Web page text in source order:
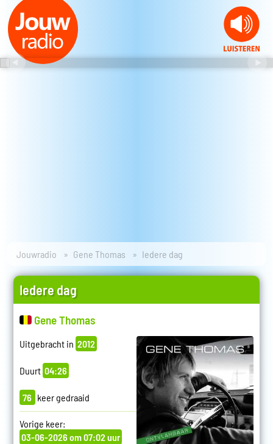
Jouwradio Gene Thomas Iedere dag
Iedere dag
Gene Thomas
Uitgebracht in 2012
Duurt 04:26
76 keer gedraaid
Vorige keer:
03-06-2026 om 07:02 uur